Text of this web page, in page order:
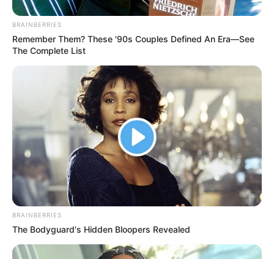
Camilo Madrigal
BRAINBERRIES
Remember Them? These '90s Couples Defined An Era—See
The Complete List
BRAINBERRIES
The Bodyguard's Hidden Bloopers Revealed